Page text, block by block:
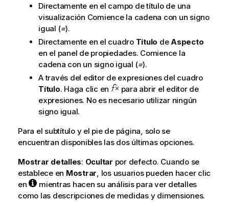
Directamente en el campo de título de una
visualización Comience la cadena con un signo
igual (=).
Directamente en el cuadro Título deAspecto
en el panel de propiedades. Comience la
cadena con un signo igual (=).
A través del editor de expresiones del cuadro
Título. Haga clic en
para abrir el editor de
expresiones. No es necesario utilizar ningún
signo igual.
Para el subtítulo y el pie de página, solo se
encuentran disponibles las dos últimas opciones.
Mostrar detalles: Ocultar por defecto. Cuando se
establece en Mostrar, los usuarios pueden hacer clic
en
mientras hacen su análisis para ver detalles
como las descripciones de medidas y dimensiones.